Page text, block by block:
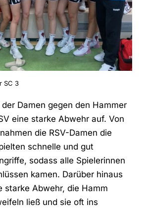
SC 3
Damen gegen den Hammer
eine starke Abwehr auf. Von
die RSV-Damen die
schnelle und gut
sodass alle Spielerinnen
kamen. Darüber hinaus
starke Abwehr, die Hamm
ließ und sie oft ins